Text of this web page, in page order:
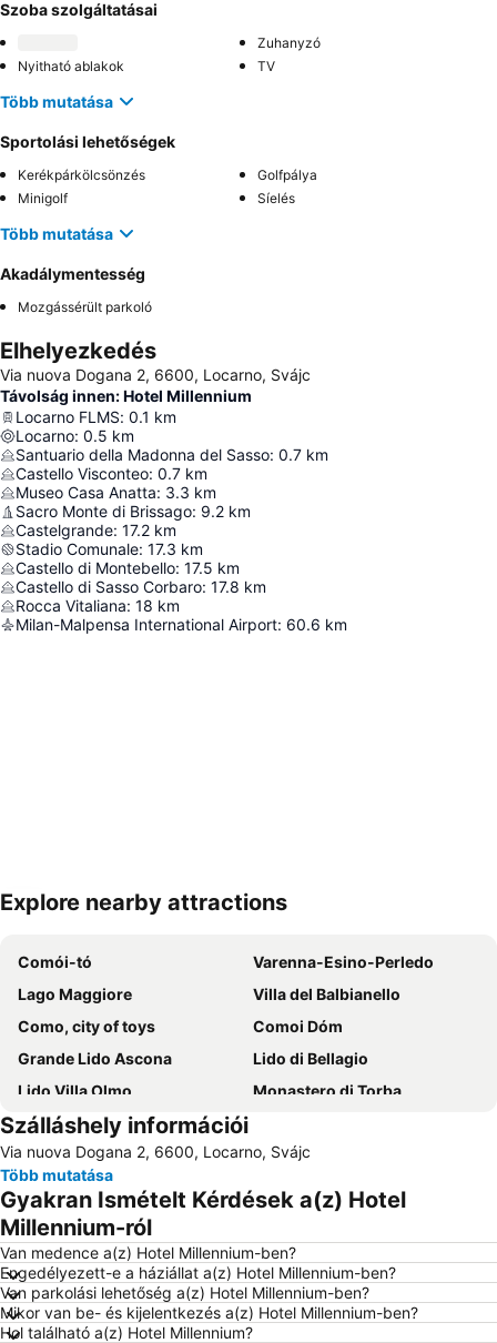
Szoba szolgáltatásai
Zuhanyzó
Nyitható ablakok
TV
Több mutatása
Sportolási lehetőségek
Kerékpárkölcsönzés
Golfpálya
Minigolf
Síelés
Több mutatása
Akadálymentesség
Mozgássérült parkoló
Elhelyezkedés
Via nuova Dogana 2, 6600, Locarno, Svájc
Távolság innen: Hotel Millennium
Locarno FLMS: 0.1 km
Locarno: 0.5 km
Santuario della Madonna del Sasso: 0.7 km
Castello Visconteo: 0.7 km
Museo Casa Anatta: 3.3 km
Sacro Monte di Brissago: 9.2 km
Castelgrande: 17.2 km
Stadio Comunale: 17.3 km
Castello di Montebello: 17.5 km
Castello di Sasso Corbaro: 17.8 km
Rocca Vitaliana: 18 km
Milan-Malpensa International Airport: 60.6 km
Nagy méretű térkép
Explore nearby attractions
Comói-tó
Varenna-Esino-Perledo
Lago Maggiore
Villa del Balbianello
Como, city of toys
Comoi Dóm
Grande Lido Ascona
Lido di Bellagio
Lido Villa Olmo
Monastero di Torba
Locarno Film Festival
Lago di Varese
Passo del San Bernardino
Lungolago
Szálláshely információi
Via nuova Dogana 2, 6600, Locarno, Svájc
Több mutatása
Gyakran Ismételt Kérdések a(z) Hotel
Millennium-ról
Van medence a(z) Hotel Millennium-ben?
Engedélyezett-e a háziállat a(z) Hotel Millennium-ben?
Van parkolási lehetőség a(z) Hotel Millennium-ben?
Mikor van be- és kijelentkezés a(z) Hotel Millennium-ben?
Hol található a(z) Hotel Millennium?